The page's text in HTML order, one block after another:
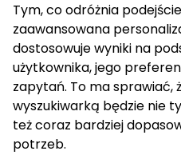
Tym, co odróżnia
zaawansowana
dostosowuje wyniki na
użytkownika, jego
zapytań. To ma sprawiać,
wyszukiwarką będzie nie
też coraz bardziej
potrzeb.